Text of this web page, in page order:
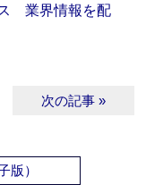
業界情報を配
次の記事 »
版）